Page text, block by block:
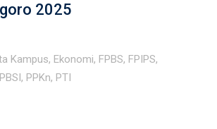
2025
Kampus, Ekonomi, FPBS, FPIPS,
PBSI, PPKn, PTI